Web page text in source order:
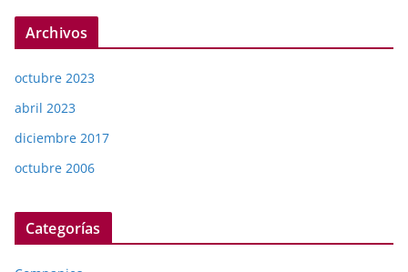
Archivos
octubre 2023
abril 2023
diciembre 2017
octubre 2006
Categorías